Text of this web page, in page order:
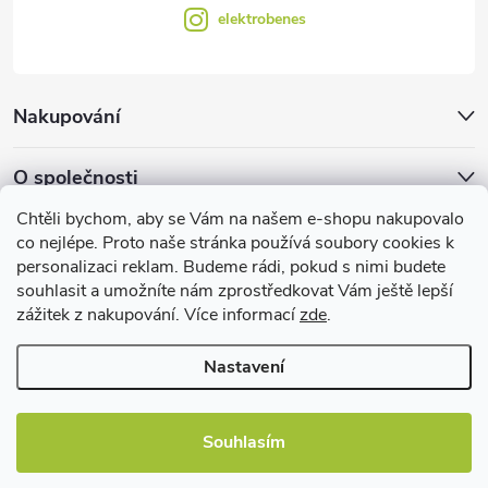
Chtěli bychom, aby se Vám na našem e-shopu nakupovalo
co nejlépe. Proto naše stránka používá soubory cookies k
personalizaci reklam. Budeme rádi, pokud s nimi budete
souhlasit a umožníte nám zprostředkovat Vám ještě lepší
zážitek z nakupování. Více informacízde.
Nastavení
Souhlasím
Nakupování
O společnosti
Facebook
elektrobenes
Užitečné informace